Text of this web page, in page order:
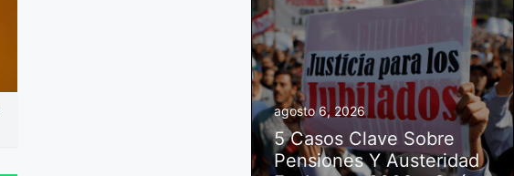
agosto 6, 2026
5 Casos Clave Sobre
Pensiones Y Austeridad